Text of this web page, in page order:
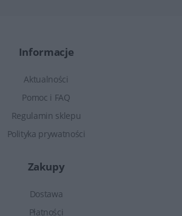
Informacje
Aktualności
Pomoc i FAQ
Regulamin sklepu
Polityka prywatności
Zakupy
Dostawa
Płatności